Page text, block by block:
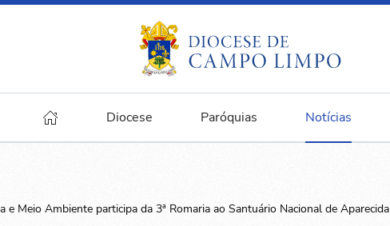
Diocese Paróquias Notícias
e Meio Ambiente participa da 3ª Romaria ao Santuário Nacional de Aparecida